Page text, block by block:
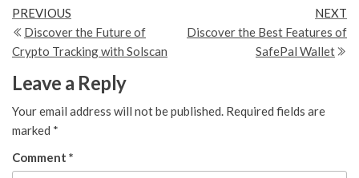
Post
navigation
Previous
Post
PREVIOUS
Discover the Future of
Crypto Tracking with Solscan
NEXT
Discover the Best Features of
SafePal Wallet
Leave a Reply
Your email address will not be published. Required fields are
marked *
Comment *